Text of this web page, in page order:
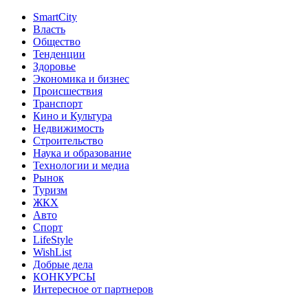
SmartCity
Власть
Общество
Тенденции
Здоровье
Экономика и бизнес
Происшествия
Транспорт
Кино и Культура
Недвижимость
Строительство
Наука и образование
Технологии и медиа
Рынок
Туризм
ЖКХ
Авто
Спорт
LifeStyle
WishList
Добрые дела
КОНКУРСЫ
Интересное от партнеров